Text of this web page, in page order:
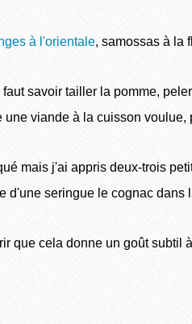
à l'orientale, samossas à la
savoir tailler la pomme,
une viande à la cuisson voulue,
mais j'ai appris deux-trois
d'une seringue le cognac dans
que cela donne un goût subtil